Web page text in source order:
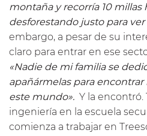
montaña y recorría 10
desforestando justo para
embargo, a pesar de su
claro para entrar en ese
«Nadie de mi familia se
apañármelas para
este mundo». Y la encontró.
ingeniería en la escuela
comienza a trabajar en